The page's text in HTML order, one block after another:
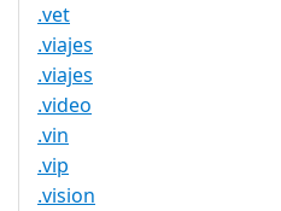
.vet
.viajes
.viajes
.video
.vin
.vip
.vision